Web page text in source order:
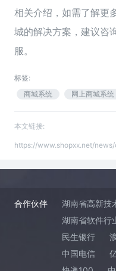
相关介绍，如需了解更
城的解决方案，建议咨
服。
标签:
商城系统
网上商城系统
本文链接:
https://www.shopxx.net/
合作伙伴
湖南省高新技
湖南省软件行
民生银行
中国电信